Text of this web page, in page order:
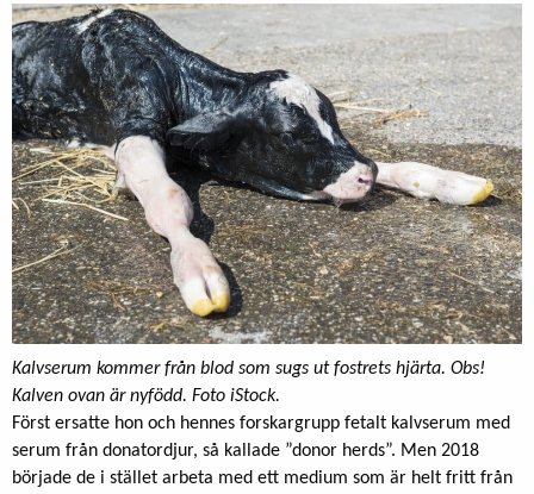
Kalvserum kommer från blod som sugs ut fostrets hjärta. Obs!
Kalven ovan är nyfödd. Foto iStock.
Först ersatte hon och hennes forskargrupp fetalt kalvserum med
serum från donatordjur, så kallade ”donor herds”. Men 2018
började de i stället arbeta med ett medium som är helt fritt från